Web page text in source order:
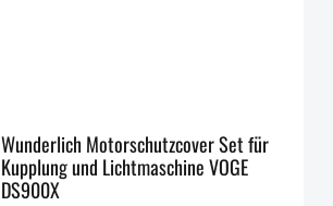
Wunderlich Motorschutzcover Set für
Kupplung und Lichtmaschine VOGE
DS900X